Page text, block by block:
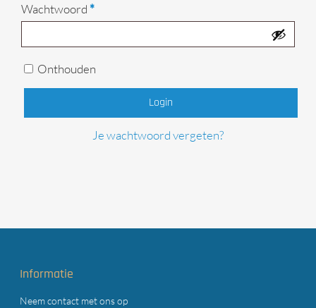
Wachtwoord *Vereist
Onthouden
Login
Je wachtwoord vergeten?
Informatie
Neem contact met ons op